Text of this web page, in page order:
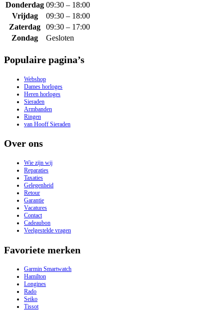
Donderdag 09:30 – 18:00
Vrijdag
09:30 – 18:00
Zaterdag
09:30 – 17:00
Zondag
Gesloten
Populaire pagina’s
Webshop
Dames horloges
Heren horloges
Sieraden
Armbanden
Ringen
van Hooff Sieraden
Over ons
Wie zijn wij
Reparaties
Taxaties
Gelegenheid
Retour
Garantie
Vacatures
Contact
Cadeaubon
Veelgestelde vragen
Favoriete merken
Garmin Smartwatch
Hamilton
Longines
Rado
Seiko
Tissot